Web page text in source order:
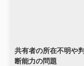
共有者の所在不明や判
断能力の問題